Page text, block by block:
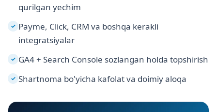
qurilgan yechim
✓ Payme, Click, CRM va boshqa kerakli
integratsiyalar
✓ GA4 + Search Console sozlangan holda topshirish
✓ Shartnoma bo'yicha kafolat va doimiy aloqa